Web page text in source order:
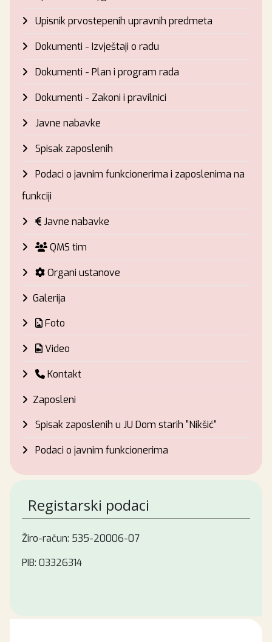
Upisnik prvostepenih upravnih predmeta
Dokumenti - Izvještaji o radu
Dokumenti - Plan i program rada
Dokumenti - Zakoni i pravilnici
Javne nabavke
Spisak zaposlenih
Podaci o javnim funkcionerima i zaposlenima na
funkciji
Javne nabavke
QMS tim
Organi ustanove
Galerija
Foto
Video
Kontakt
Zaposleni
Spisak zaposlenih u JU Dom starih "Nikšić“
Podaci o javnim funkcionerima
Registarski podaci
Žiro-račun: 535-20006-07
PIB: 03326314